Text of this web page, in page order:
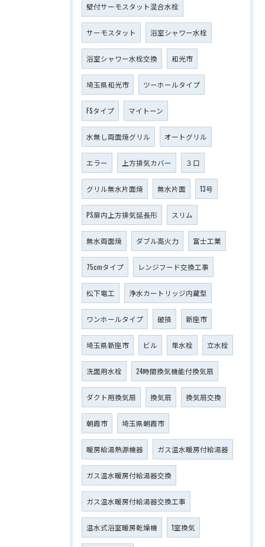
壁付サーモスタット混合水栓
サーモスタット 浴室シャワー水栓
浴室シャワー水栓交換 和光市
埼玉県和光市 ツーホールタイプ
FSタイプ マイトーン
水無し両面焼グリル オートグリル
エラー 上方排気カバー ３口
グリル無水片面焼 無水片面 13号
PS扉内上方排気延長形 スリム
無水両面焼 ダブル高火力 富士工業
75cmタイプ レンジフード交換工事
松下電工 浄水カートリッジ内蔵型
ワンホールタイプ 破損 新座市
埼玉県新座市 ビル 単水栓 立水栓
洗面用水栓 24時間換気機能付換気扇
ダクト用換気扇 換気扇 換気扇交換
朝霞市 埼玉県朝霞市
暖房給湯熱源機器 ガス温水暖房付給湯器
ガス温水暖房付給湯器交換
ガス温水暖房付給湯器交換工事
温水式浴室暖房乾燥機 1室換気